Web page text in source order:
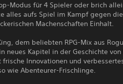
Modus für 4 Spieler oder brich
alles aufs Spiel im Kampf gegen
Machenschaften Einhalt.
dem beliebten RPG-Mix aus
neues Kapitel in der Geschichte von
Innovationen und
wie Abenteurer-Frischlinge.